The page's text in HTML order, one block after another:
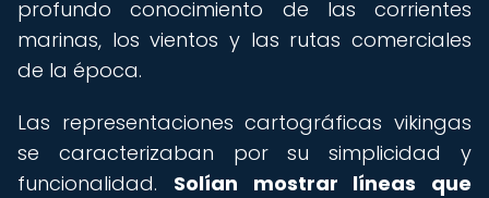
profundo conocimiento de las corrientes
marinas, los vientos y las rutas comerciales
de la época.
Las representaciones cartográficas vikingas
se caracterizaban por su simplicidad y
funcionalidad. Solían mostrar líneas que